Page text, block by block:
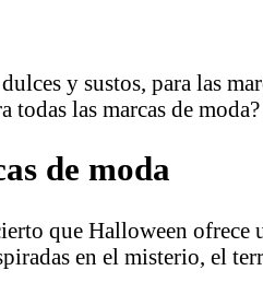
y sustos, para las
las marcas de
de moda
que Halloween ofrece
en el misterio, el